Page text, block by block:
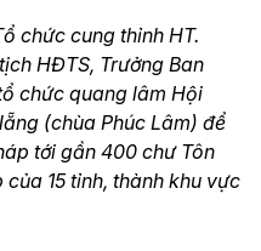
chức cung thỉnh HT.
HĐTS, Trưởng Ban
chức quang lâm Hội
(chùa Phúc Lâm) để
tới gần 400 chư Tôn
15 tỉnh, thành khu vực